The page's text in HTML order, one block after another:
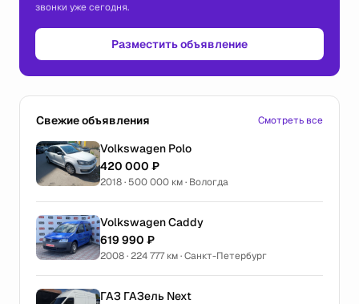
звонки уже сегодня.
Разместить объявление
Свежие объявления Смотреть все
Volkswagen Polo
420 000 ₽
2018 · 500 000 км · Вологда
Volkswagen Caddy
619 990 ₽
2008 · 224 777 км · Санкт-Петербург
ГАЗ ГАЗель Next